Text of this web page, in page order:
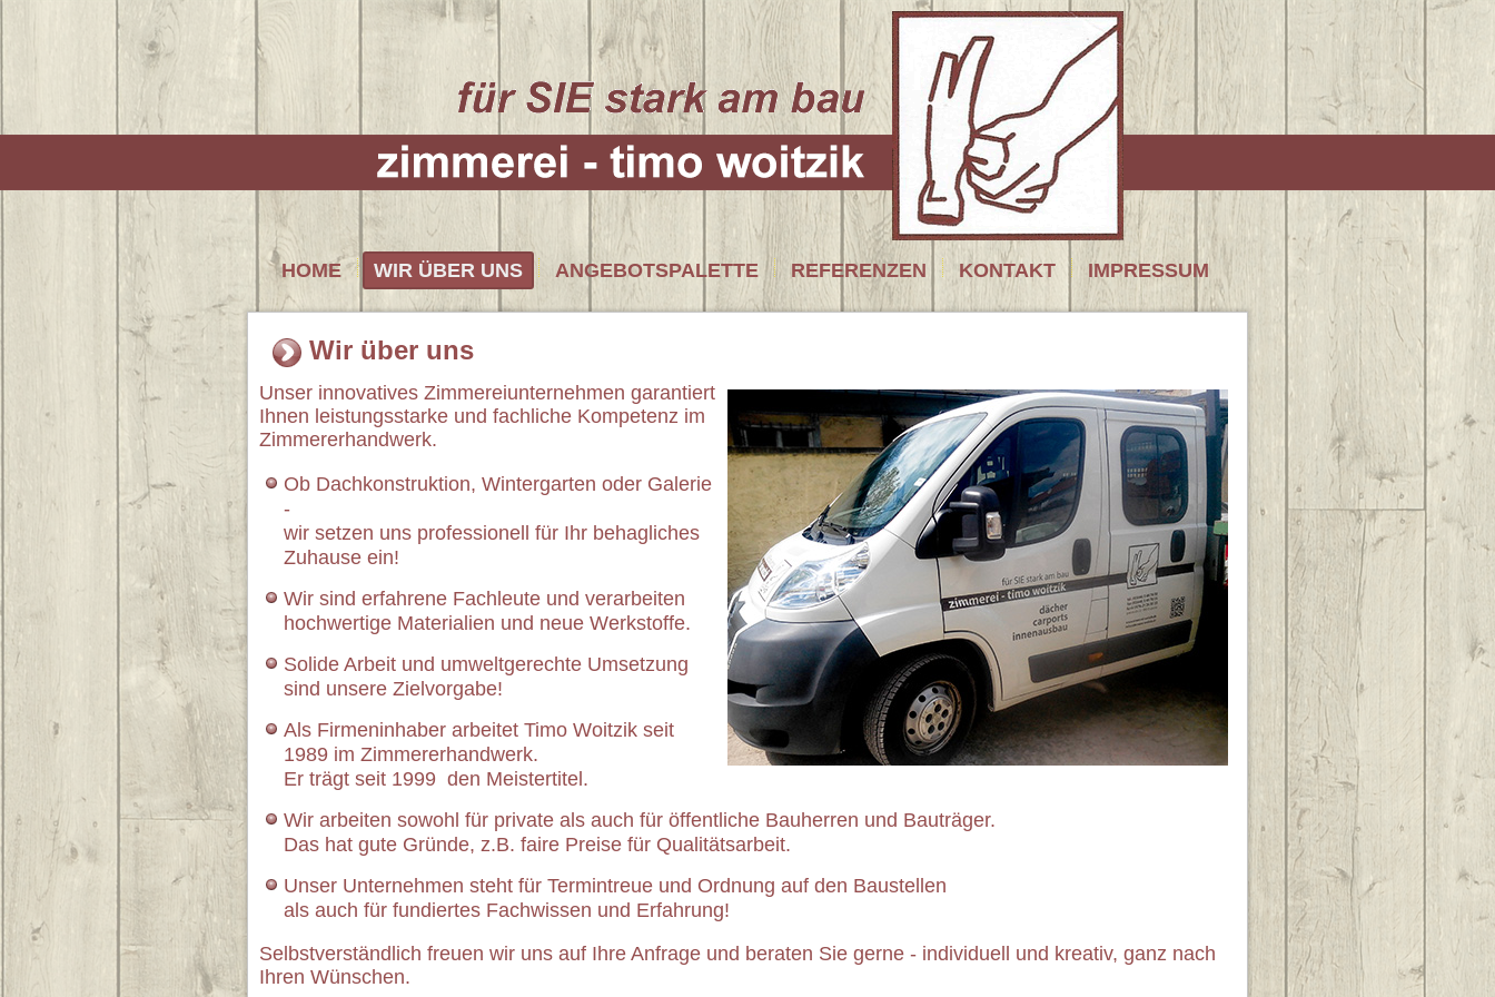
HOME WIR ÜBER UNS ANGEBOTSPALETTE REFERENZEN KONTAKT IMPRESSUM
Wir über uns
Unser innovatives Zimmereiunternehmen garantiert
Ihnen leistungsstarke und fachliche Kompetenz im
Zimmererhandwerk.
Ob Dachkonstruktion, Wintergarten oder Galerie
-
wir setzen uns professionell für Ihr behagliches
Zuhause ein!
Wir sind erfahrene Fachleute und verarbeiten
hochwertige Materialien und neue Werkstoffe.
Solide Arbeit und umweltgerechte Umsetzung
sind unsere Zielvorgabe!
Als Firmeninhaber arbeitet Timo Woitzik seit
1989 im Zimmererhandwerk.
Er trägt seit 1999 den Meistertitel.
Wir arbeiten sowohl für private als auch für öffentliche Bauherren und Bauträger.
Das hat gute Gründe, z.B. faire Preise für Qualitätsarbeit.
Unser Unternehmen steht für Termintreue und Ordnung auf den Baustellen
als auch für fundiertes Fachwissen und Erfahrung!
Selbstverständlich freuen wir uns auf Ihre Anfrage und beraten Sie gerne - individuell und kreativ, ganz nach
Ihren Wünschen.